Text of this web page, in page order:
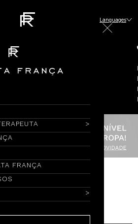
FRANÇA
Languages
por Nome